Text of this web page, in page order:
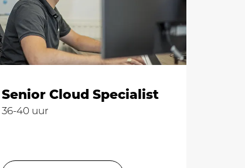
Senior Cloud Specialist
36-40 uur